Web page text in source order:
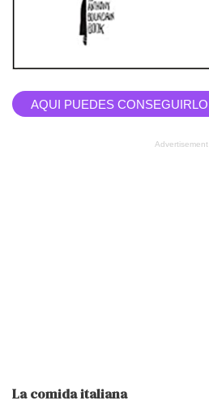
AQUI PUEDES CONSEGUIRLO
Advertisement
La comida italiana